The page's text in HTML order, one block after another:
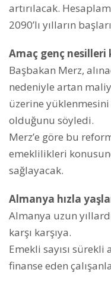
artırılacak.
2090’lı yılların
Amaç genç nesilleri
Başbakan Merz,
nedeniyle artan
üzerine
olduğunu söyledi.
Merz’e göre bu
emeklilikleri
sağlayacak.
Almanya hızla
Almanya uzun
karşı karşıya.
Emekli sayısı
finanse eden